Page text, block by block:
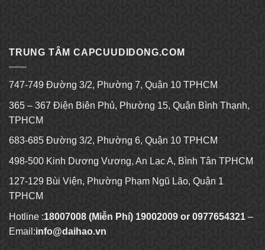
TRUNG TÂM CAPCUUDIDONG.COM
747-749 Đường 3/2, Phường 7, Quận 10 TPHCM
365 – 367 Điện Biên Phủ, Phường 15, Quận Bình Thạnh,
TPHCM
683-685 Đường 3/2, Phường 6, Quận 10 TPHCM
498-500 Kinh Dương Vương, An Lạc A, Bình Tân TPHCM
127-129 Bùi Viện, Phường Phạm Ngũ Lão, Quận 1
TPHCM
Hotline :18007008 (Miễn Phí) 19002009 or 0977654321 –
Email:info@daihao.vn